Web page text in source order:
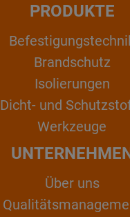
PRODUKTE
Brandschutz
Isolierungen
Dicht- und
Werkzeuge
Über uns